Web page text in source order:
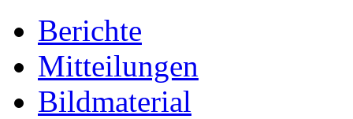
Berichte
Mitteilungen
Bildmaterial